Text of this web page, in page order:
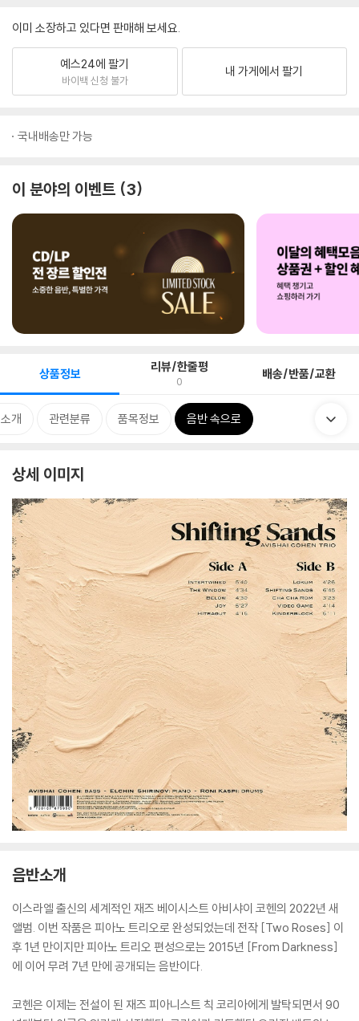
이미 소장하고 있다면 판매해 보세요.
예스24에 팔기
바이백 신청 불가
내 가게에서 팔기
국내배송만 가능
이 분야의 이벤트 3
상품정보 리뷰/한줄평
0 배송/반품/교환
개 관련분류 품목정보 음반 속으로
상세 이미지
음반소개
이스라엘 출신의 세계적인 재즈 베이시스트 아비샤이 코헨의 2022년 새
앨범. 이번 작품은 피아노 트리오로 완성되었는데 전작 [Two Roses] 이
후 1년 만이지만 피아노 트리오 편성으로는 2015년 [From Darkness]
에 이어 무려 7년 만에 공개되는 음반이다.
코헨은 이제는 전설이 된 재즈 피아니스트 칙 코리아에게 발탁되면서 90